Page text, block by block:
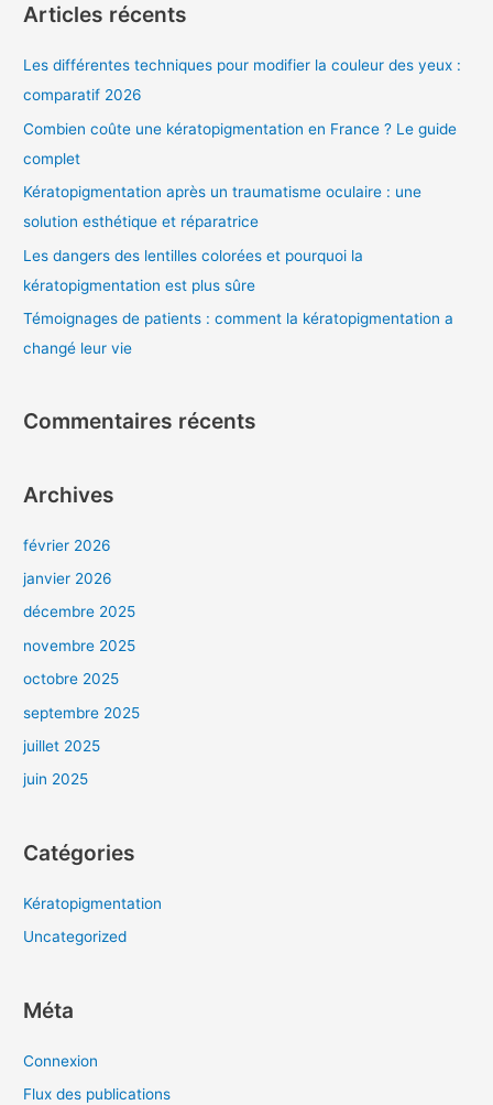
h
r
:
Articles récents
Les différentes techniques pour modifier la couleur des yeux :
comparatif 2026
Combien coûte une kératopigmentation en France ? Le guide
complet
Kératopigmentation après un traumatisme oculaire : une
solution esthétique et réparatrice
Les dangers des lentilles colorées et pourquoi la
kératopigmentation est plus sûre
Témoignages de patients : comment la kératopigmentation a
changé leur vie
Commentaires récents
Archives
février 2026
janvier 2026
décembre 2025
novembre 2025
octobre 2025
septembre 2025
juillet 2025
juin 2025
Catégories
Kératopigmentation
Uncategorized
Méta
Connexion
Flux des publications